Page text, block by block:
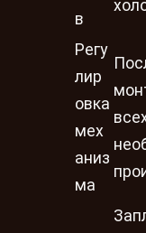
в
Регу
лир
овка
мех
аниз
ма